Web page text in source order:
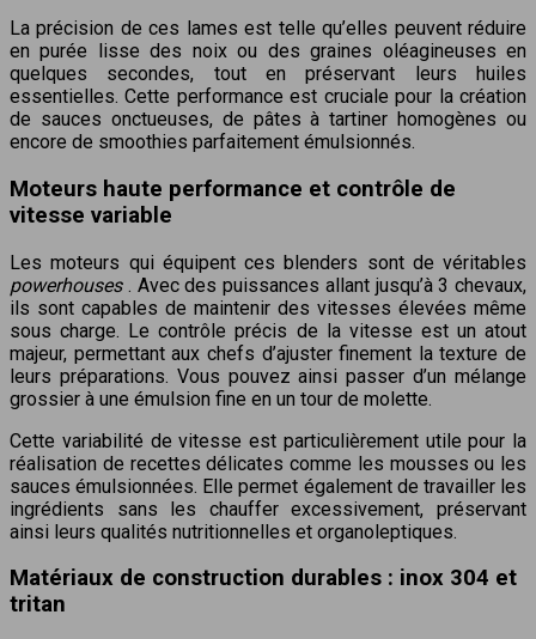
La précision de ces lames est telle qu’elles peuvent réduire
en purée lisse des noix ou des graines oléagineuses en
quelques secondes, tout en préservant leurs huiles
essentielles. Cette performance est cruciale pour la création
de sauces onctueuses, de pâtes à tartiner homogènes ou
encore de smoothies parfaitement émulsionnés.
Moteurs haute performance et contrôle de
vitesse variable
Les moteurs qui équipent ces blenders sont de véritables
powerhouses . Avec des puissances allant jusqu’à 3 chevaux,
ils sont capables de maintenir des vitesses élevées même
sous charge. Le contrôle précis de la vitesse est un atout
majeur, permettant aux chefs d’ajuster finement la texture de
leurs préparations. Vous pouvez ainsi passer d’un mélange
grossier à une émulsion fine en un tour de molette.
Cette variabilité de vitesse est particulièrement utile pour la
réalisation de recettes délicates comme les mousses ou les
sauces émulsionnées. Elle permet également de travailler les
ingrédients sans les chauffer excessivement, préservant
ainsi leurs qualités nutritionnelles et organoleptiques.
Matériaux de construction durables : inox 304 et
tritan